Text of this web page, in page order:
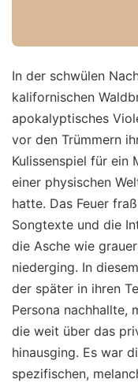
In der schwülen
kalifornischen
apokalyptisches
vor den Trümmern
Kulissenspiel für ein
einer physischen
hatte. Das Feuer
Songtexte und die
die Asche wie
niederging. In
der später in ihren
Persona nachhallte,
die weit über das
hinausging. Es war
spezifischen,